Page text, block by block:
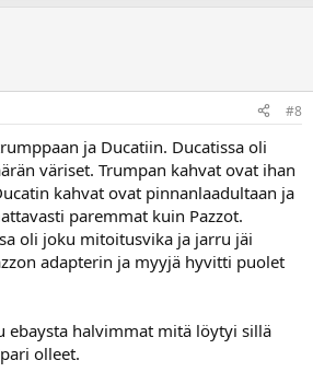
#8
ja Ducatiin. Ducatissa oli
väriset. Trumpan kahvat ovat ihan
kahvat ovat pinnanlaadultaan ja
paremmat kuin Pazzot.
oli joku mitoitusvika ja jarru jäi
adapterin ja myyjä hyvitti puolet
ebaysta halvimmat mitä löytyi sillä
olleet.